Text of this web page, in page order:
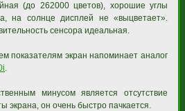
(до 262000 цветов), хорошие углы
на солнце дисплей не «выцветает».
сенсора идеальная.
показателям экран напоминает аналог
.
минусом является отсутствие
экрана, он очень быстро пачкается.